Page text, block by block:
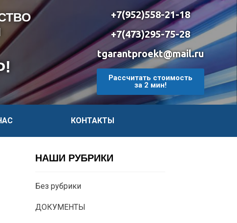
+7(952)558-21-18
+7(473)295-75-28
tgarantproekt@mail.ru
Рассчитать стоимость
за 2 мин!
КОНТАКТЫ
НАШИ РУБРИКИ
Без рубрики
ДОКУМЕНТЫ